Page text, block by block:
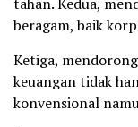
tahan. Kedua,
beragam, baik
Ketiga,
keuangan tidak
konvensional